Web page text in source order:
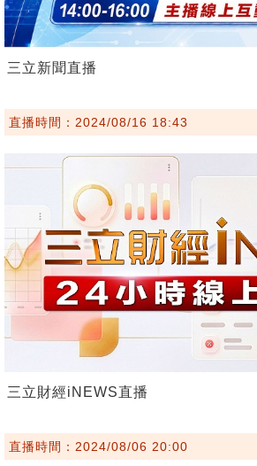
三立新聞直播
直播時間：2024/08/16 18:43
三立財經iNEWS直播
直播時間：2024/08/06 20:00